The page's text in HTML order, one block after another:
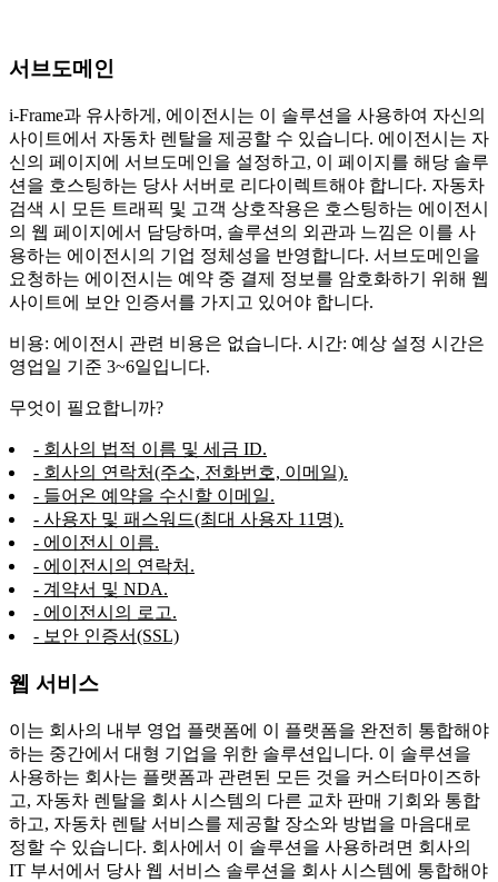
서브도메인
i-Frame과 유사하게, 에이전시는 이 솔루션을 사용하여 자신의
사이트에서 자동차 렌탈을 제공할 수 있습니다. 에이전시는 자
신의 페이지에 서브도메인을 설정하고, 이 페이지를 해당 솔루
션을 호스팅하는 당사 서버로 리다이렉트해야 합니다. 자동차
검색 시 모든 트래픽 및 고객 상호작용은 호스팅하는 에이전시
의 웹 페이지에서 담당하며, 솔루션의 외관과 느낌은 이를 사
용하는 에이전시의 기업 정체성을 반영합니다. 서브도메인을
요청하는 에이전시는 예약 중 결제 정보를 암호화하기 위해 웹
사이트에 보안 인증서를 가지고 있어야 합니다.
비용: 에이전시 관련 비용은 없습니다. 시간: 예상 설정 시간은
영업일 기준 3~6일입니다.
무엇이 필요합니까?
- 회사의 법적 이름 및 세금 ID.
- 회사의 연락처(주소, 전화번호, 이메일).
- 들어온 예약을 수신할 이메일.
- 사용자 및 패스워드(최대 사용자 11명).
- 에이전시 이름.
- 에이전시의 연락처.
- 계약서 및 NDA.
- 에이전시의 로고.
- 보안 인증서(SSL)
웹 서비스
이는 회사의 내부 영업 플랫폼에 이 플랫폼을 완전히 통합해야
하는 중간에서 대형 기업을 위한 솔루션입니다. 이 솔루션을
사용하는 회사는 플랫폼과 관련된 모든 것을 커스터마이즈하
고, 자동차 렌탈을 회사 시스템의 다른 교차 판매 기회와 통합
하고, 자동차 렌탈 서비스를 제공할 장소와 방법을 마음대로
정할 수 있습니다. 회사에서 이 솔루션을 사용하려면 회사의
IT 부서에서 당사 웹 서비스 솔루션을 회사 시스템에 통합해야